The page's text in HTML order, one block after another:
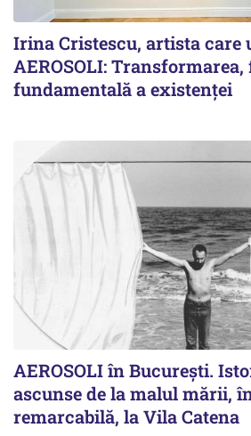
Irina Cristescu, artista care
AEROSOLI:
fundamentală a existenței
AEROSOLI în București.
ascunse de la malul mării,
remarcabilă, la Vila Catena